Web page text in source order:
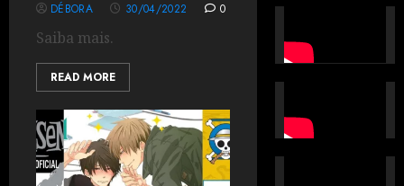
DÉBORA 30/04/2022 0
Saiba mais.
READ MORE